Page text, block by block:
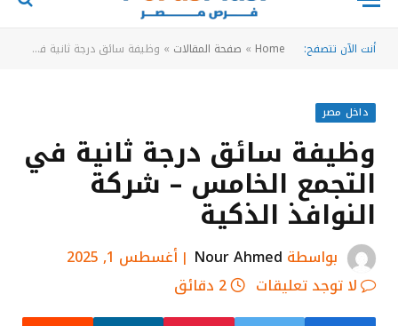
أنت الآن تتصفح: Home
» صفحة المقالات » وظيفة سائق درجة ثانية في التجمع الخامس – شركة النوافذ الذكية
داخل مصر
وظيفة سائق درجة ثانية في
التجمع الخامس – شركة
النوافذ الذكية
بواسطة Nour Ahmed
أغسطس 1, 2025
لا توجد تعليقات
2 دقائق